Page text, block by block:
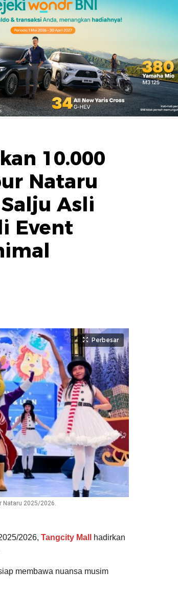
10.000
Nataru
Asli
Event
Perbesar
Nataru 2025/2026.
2026, Tangcity Mall
hadirkan
membawa nuansa musim